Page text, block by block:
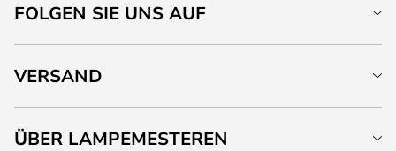
FOLGEN SIE UNS AUF
VERSAND
ÜBER LAMPEMESTEREN